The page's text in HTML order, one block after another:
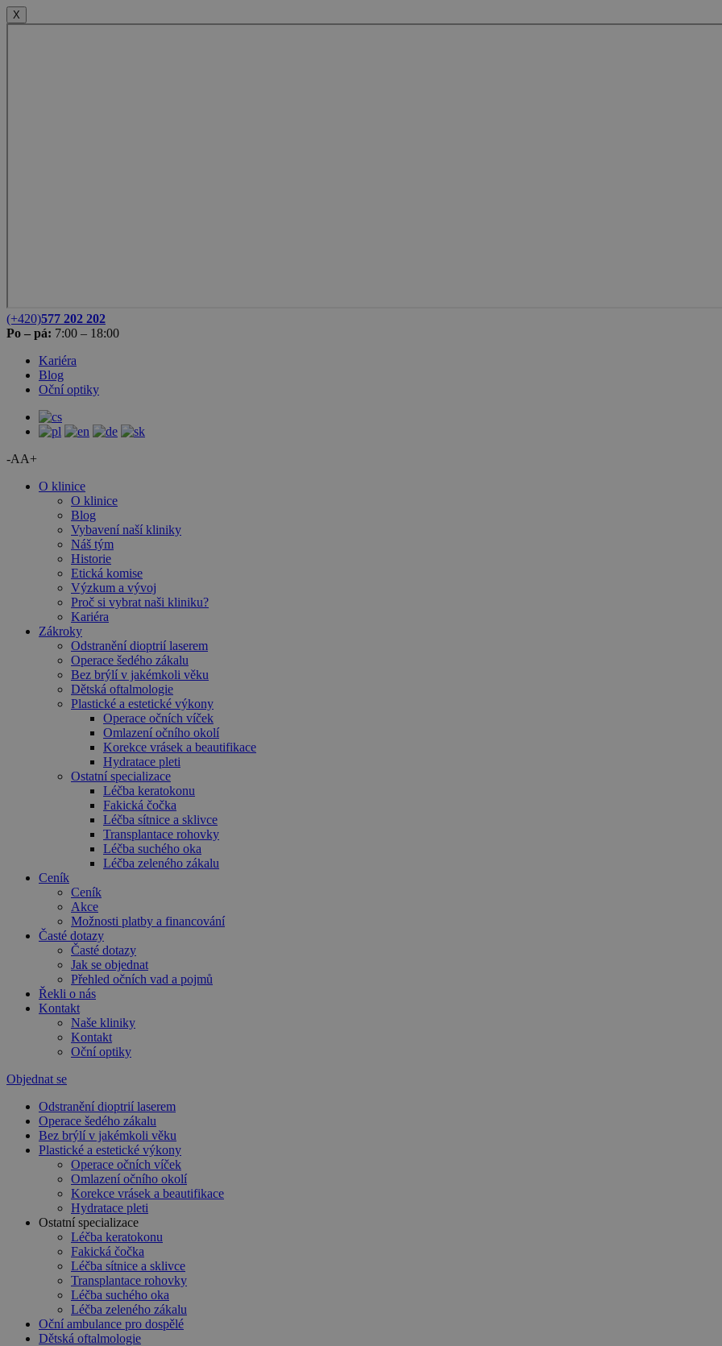
X
(+420)577 202 202
Po – pá: 7:00 – 18:00
Kariéra
Blog
Oční optiky
-AA+
O klinice
O klinice
Blog
Vybavení naší kliniky
Náš tým
Historie
Etická komise
Výzkum a vývoj
Proč si vybrat naši kliniku?
Kariéra
Zákroky
Odstranění dioptrií laserem
Operace šedého zákalu
Bez brýlí v jakémkoli věku
Dětská oftalmologie
Plastické a estetické výkony
Operace očních víček
Omlazení očního okolí
Korekce vrásek a beautifikace
Hydratace pleti
Ostatní specializace
Léčba keratokonu
Fakická čočka
Léčba sítnice a sklivce
Transplantace rohovky
Léčba suchého oka
Léčba zeleného zákalu
Ceník
Ceník
Akce
Možnosti platby a financování
Časté dotazy
Časté dotazy
Jak se objednat
Přehled očních vad a pojmů
Řekli o nás
Kontakt
Naše kliniky
Kontakt
Oční optiky
Objednat se
Odstranění dioptrií laserem
Operace šedého zákalu
Bez brýlí v jakémkoli věku
Plastické a estetické výkony
Operace očních víček
Omlazení očního okolí
Korekce vrásek a beautifikace
Hydratace pleti
Ostatní specializace
Léčba keratokonu
Fakická čočka
Léčba sítnice a sklivce
Transplantace rohovky
Léčba suchého oka
Léčba zeleného zákalu
Oční ambulance pro dospělé
Dětská oftalmologie